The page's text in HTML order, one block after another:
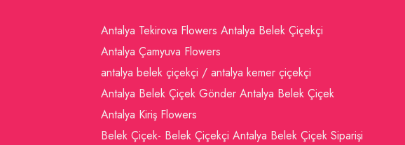
Antalya Tekirova Flowers Antalya Belek Çiçekçi
Antalya Çamyuva Flowers
antalya belek çiçekçi / antalya kemer çiçekçi
Antalya Belek Çiçek Gönder Antalya Belek Çiçek
Antalya Kiriş Flowers
Belek Çiçek- Belek Çiçekçi Antalya Belek Çiçek Siparişi